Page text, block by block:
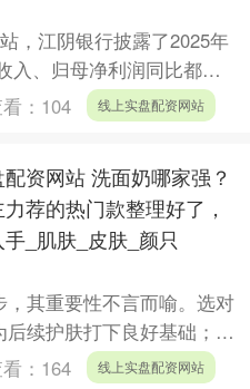
，江阴银行披露了2025年
入、归母净利润同比都实
漂亮的答卷。 虽然利息
： 104 线上实盘配资网站
资网站 洗面奶哪家强？
荐的热门款整理好了，
_肌肤_皮肤_颜只
其重要性不言而喻。选对
续护肤打下良好基础；选
其是对于敏感肌、角质层
： 164 线上实盘配资网站